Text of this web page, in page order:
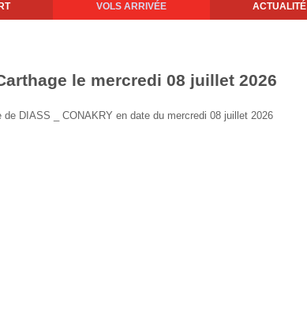
VOLS ARRIVÉE ACTUALITÉ
le mercredi 08 juillet 2026
DIASS _ CONAKRY en date du mercredi 08 juillet 2026